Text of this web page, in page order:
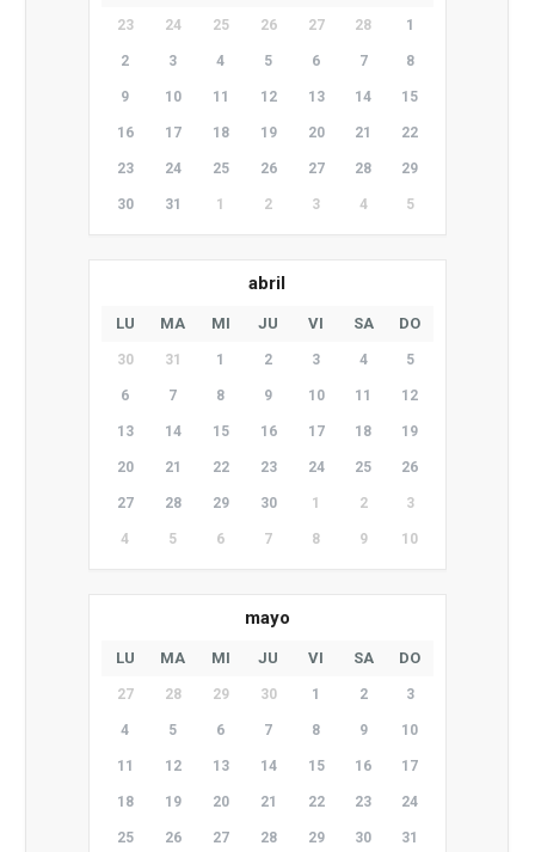
23 24 25 26 27 28 1
2 3 4 5 6 7 8
9 10 11 12 13 14 15
16 17 18 19 20 21 22
23 24 25 26 27 28 29
30 31 1 2 3 4 5
abril
LU MA MI JU VI SA DO
30 31 1 2 3 4 5
6 7 8 9 10 11 12
13 14 15 16 17 18 19
20 21 22 23 24 25 26
27 28 29 30 1 2 3
4 5 6 7 8 9 10
mayo
LU MA MI JU VI SA DO
27 28 29 30 1 2 3
4 5 6 7 8 9 10
11 12 13 14 15 16 17
18 19 20 21 22 23 24
25 26 27 28 29 30 31